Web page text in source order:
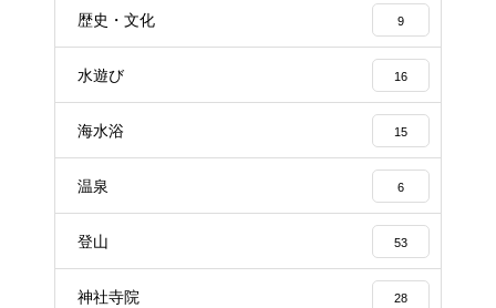
歴史・文化 9
水遊び 16
海水浴 15
温泉 6
登山 53
神社寺院 28